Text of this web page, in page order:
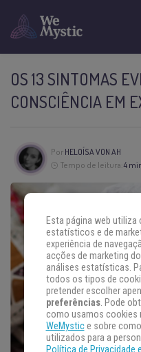
OS 13 SINTOMAS
CONSCIÊNCIA EM
Por HELOÍSA VON AH
Tempo de leitura:4
Esta página web
estatísticos e de
experiência de
acções de marketing
análises estatísticas.
todos os tipos de
pretender escolher
preferências. Pode
como usamos cookies
WeMystice sobre
utilizados para a